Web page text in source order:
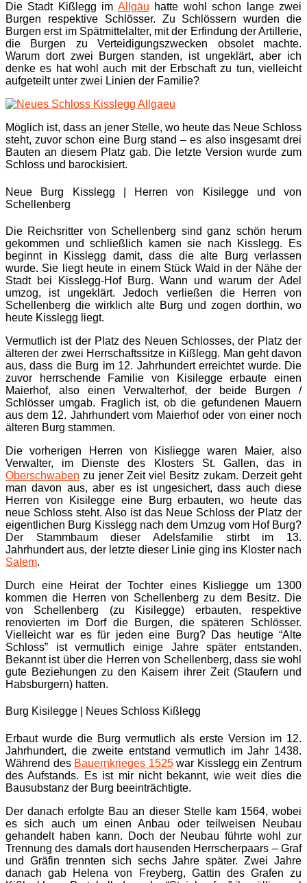
Die Stadt Kißlegg im Allgäu hatte wohl schon lange zwei
Burgen respektive Schlösser. Zu Schlössern wurden die
Burgen erst im Spätmittelalter, mit der Erfindung der Artillerie,
die Burgen zu Verteidigungszwecken obsolet machte.
Warum dort zwei Burgen standen, ist ungeklärt, aber ich
denke es hat wohl auch mit der Erbschaft zu tun, vielleicht
aufgeteilt unter zwei Linien der Familie?
Möglich ist, dass an jener Stelle, wo heute das Neue Schloss
steht, zuvor schon eine Burg stand – es also insgesamt drei
Bauten an diesem Platz gab. Die letzte Version wurde zum
Schloss und barockisiert.
Neue Burg Kisslegg | Herren von Kisilegge und von
Schellenberg
Die Reichsritter von Schellenberg sind ganz schön herum
gekommen und schließlich kamen sie nach Kisslegg. Es
beginnt in Kisslegg damit, dass die alte Burg verlassen
wurde. Sie liegt heute in einem Stück Wald in der Nähe der
Stadt bei Kisslegg-Hof Burg. Wann und warum der Adel
umzog, ist ungeklärt. Jedoch verließen die Herren von
Schellenberg die wirklich alte Burg und zogen dorthin, wo
heute Kisslegg liegt.
Vermutlich ist der Platz des Neuen Schlosses, der Platz der
älteren der zwei Herrschaftssitze in Kißlegg. Man geht davon
aus, dass die Burg im 12. Jahrhundert erreichtet wurde. Die
zuvor herrschende Familie von Kisilegge erbaute einen
Maierhof, also einen Verwalterhof, der beide Burgen /
Schlösser umgab. Fraglich ist, ob die gefundenen Mauern
aus dem 12. Jahrhundert vom Maierhof oder von einer noch
älteren Burg stammen.
Die vorherigen Herren von Kisliegge waren Maier, also
Verwalter, im Dienste des Klosters St. Gallen, das in
Oberschwaben zu jener Zeit viel Besitz zukam. Derzeit geht
man davon aus, aber es ist ungesichert, dass auch diese
Herren von Kisilegge eine Burg erbauten, wo heute das
neue Schloss steht. Also ist das Neue Schloss der Platz der
eigentlichen Burg Kisslegg nach dem Umzug vom Hof Burg?
Der Stammbaum dieser Adelsfamilie stirbt im 13.
Jahrhundert aus, der letzte dieser Linie ging ins Kloster nach
Salem.
Durch eine Heirat der Tochter eines Kisliegge um 1300
kommen die Herren von Schellenberg zu dem Besitz. Die
von Schellenberg (zu Kisilegge) erbauten, respektive
renovierten im Dorf die Burgen, die späteren Schlösser.
Vielleicht war es für jeden eine Burg? Das heutige “Alte
Schloss” ist vermutlich einige Jahre später entstanden.
Bekannt ist über die Herren von Schellenberg, dass sie wohl
gute Beziehungen zu den Kaisern ihrer Zeit (Staufern und
Habsburgern) hatten.
Burg Kisilegge | Neues Schloss Kißlegg
Erbaut wurde die Burg vermutlich als erste Version im 12.
Jahrhundert, die zweite entstand vermutlich im Jahr 1438.
Während des Bauernkrieges 1525war Kisslegg ein Zentrum
des Aufstands. Es ist mir nicht bekannt, wie weit dies die
Bausubstanz der Burg beeinträchtigte.
Der danach erfolgte Bau an dieser Stelle kam 1564, wobei
es sich auch um einen Anbau oder teilweisen Neubau
gehandelt haben kann. Doch der Neubau führte wohl zur
Trennung des damals dort hausenden Herrscherpaars – Graf
und Gräfin trennten sich sechs Jahre später. Zwei Jahre
danach gab Helena von Freyberg, Gattin des Grafen zu